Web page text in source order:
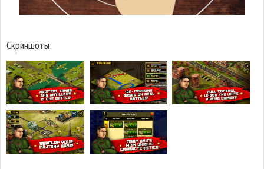
Скриншоты: